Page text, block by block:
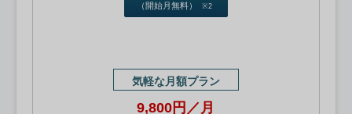
（開始月無料） ※2
気軽な月額プラン
9,800円／月